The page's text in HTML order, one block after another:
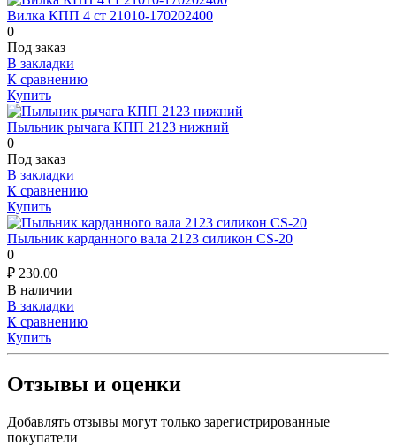
Вилка КПП 4 ст 21010-170202400
0
Под заказ
В закладки
К сравнению
Купить
Пыльник рычага КПП 2123 нижний
0
Под заказ
В закладки
К сравнению
Купить
Пыльник карданного вала 2123 силикон CS-20
0
₽ 230.00
В наличии
В закладки
К сравнению
Купить
Отзывы и оценки
Добавлять отзывы могут только зарегистрированные
покупатели